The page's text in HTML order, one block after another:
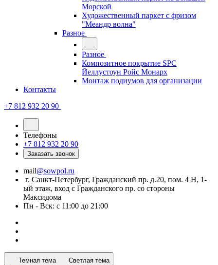
Морской
Художественный паркет с фризом
"Меандр волна"
Разное
Разное
Композитное покрытие SPC
Йеллустоун Ройс Монарх
Монтаж подиумов для организации
Контакты
+7 812 932 20 90
Телефоны
+7 812 932 20 90
Заказать звонок
mail@sowpol.ru
г. Санкт-Петербург, Гражданский пр. д.20, пом. 4 Н, 1-
ый этаж, вход с Гражданского пр. со стороны
Максидома
Пн - Вск: с 11:00 до 21:00
Темная тема Светлая тема